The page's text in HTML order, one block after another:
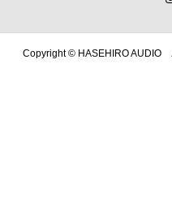
Copyright ©HASEHIRO AUDIO